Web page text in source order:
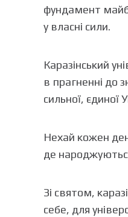
фундамент
у власні сили.
Каразінський
в прагненні до
сильної, єдиної
Нехай кожен
де
Зі святом,
себе, для